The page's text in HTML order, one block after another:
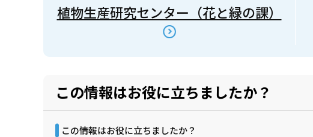
植物生産研究センター（花と緑の課）
この情報はお役に立ちましたか？
この情報はお役に立ちましたか？